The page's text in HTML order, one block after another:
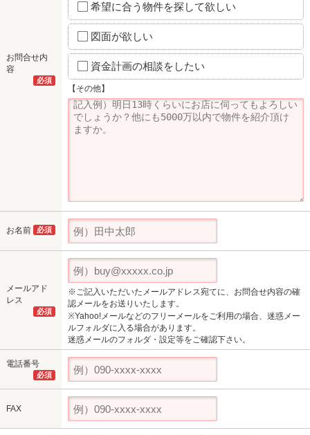
お問合せ内
容
必須
希望に合う物件を探して欲しい
図面が欲しい
資金計画の相談をしたい
【その他】
お名前 必須
メールアド
レス
必須
※ご記入いただいたメールアドレス宛てに、お問合せ内容の確
認メールをお送りいたします。
※Yahoo!メールなどのフリーメールをご利用の場合、迷惑メー
ルフォルダに入る場合があります。
迷惑メールのフォルダ・設定等をご確認下さい。
電話番号
必須
FAX